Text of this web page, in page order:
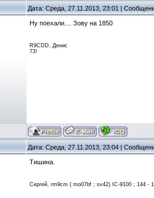
Дата: Среда, 27.11.2013, 23:01 |
Ну поехали.... Зову на 1850
R9CDD, Денис
73!
Дата: Среда, 27.11.2013, 23:04 |
Тишина.
Сергей, rm9cm ( mo07bf ; sv42) IC-9100 ; 144 -